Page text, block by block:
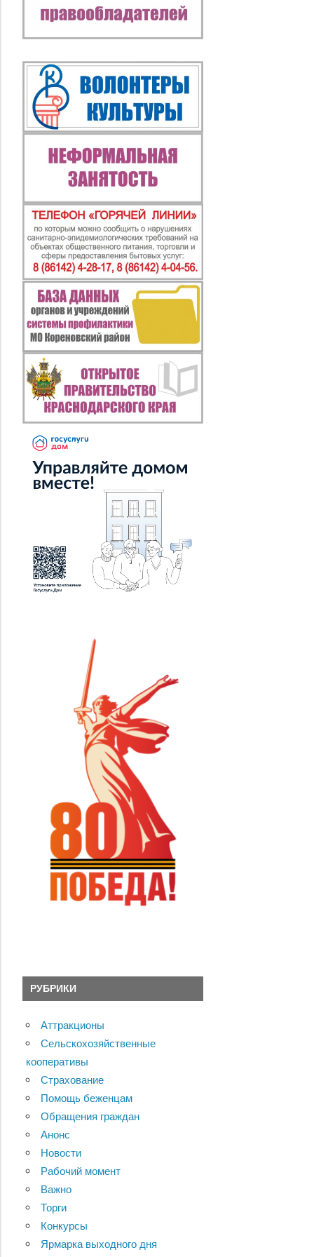
РУБРИКИ
Аттракционы
Сельскохозяйственные
кооперативы
Страхование
Помощь беженцам
Обращения граждан
Анонс
Новости
Рабочий момент
Важно
Торги
Конкурсы
Ярмарка выходного дня